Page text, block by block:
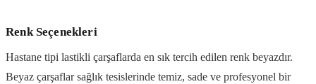
Renk Seçenekleri
Hastane tipi lastikli çarşaflarda en sık tercih edilen renk beyazdır.
Beyaz çarşaflar sağlık tesislerinde temiz, sade ve profesyonel bir